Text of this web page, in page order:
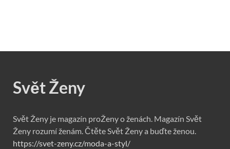
Svět Ženy
Svět Ženy je magazín proŽeny o ženách. Magazín Svět
Ženy rozumí ženám. Čtěte Svět Ženy a buďte ženou.
https://svet-zeny.cz/moda-a-styl/